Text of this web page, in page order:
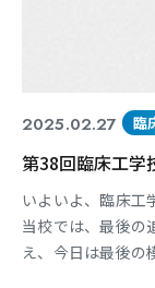
2025.02.27 臨
第38回臨床工学
いよいよ、臨床工
当校では、最後の
え、今日は最後の